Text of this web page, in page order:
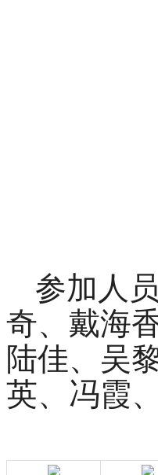
参加人
奇、戴海
陆佳、吴
英、冯霞